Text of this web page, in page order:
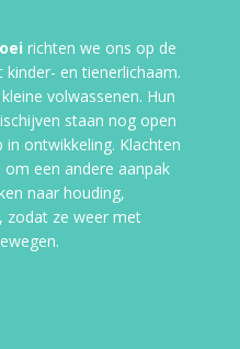
richten we ons op de
en tienerlichaam.
volwassenen. Hun
staan nog open
ontwikkeling. Klachten
een andere aanpak
naar houding,
zodat ze weer met